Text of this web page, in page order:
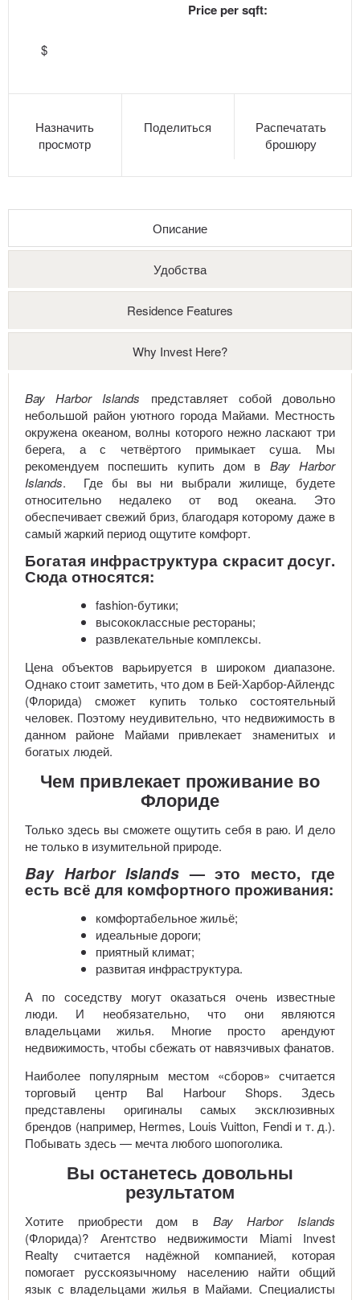
Price per sqft:
$
Назначить
просмотр
Поделиться
Распечатать
брошюру
Описание
Удобства
Residence Features
Why Invest Here?
Bay Harbor Islands представляет собой довольно
небольшой район уютного города Майами. Местность
окружена океаном, волны которого нежно ласкают три
берега, а с четвёртого примыкает суша. Мы
рекомендуем поспешить купить дом в Bay Harbor
Islands. Где бы вы ни выбрали жилище, будете
относительно недалеко от вод океана. Это
обеспечивает свежий бриз, благодаря которому даже в
самый жаркий период ощутите комфорт.
Богатая инфраструктура скрасит досуг.
Сюда относятся:
fashion-бутики;
высококлассные рестораны;
развлекательные комплексы.
Цена объектов варьируется в широком диапазоне.
Однако стоит заметить, что дом в Бей-Харбор-Айлендс
(Флорида) сможет купить только состоятельный
человек. Поэтому неудивительно, что недвижимость в
данном районе Майами привлекает знаменитых и
богатых людей.
Чем привлекает проживание во
Флориде
Только здесь вы сможете ощутить себя в раю. И дело
не только в изумительной природе.
Bay Harbor Islands— это место, где
есть всё для комфортного проживания:
комфортабельное жильё;
идеальные дороги;
приятный климат;
развитая инфраструктура.
А по соседству могут оказаться очень известные
люди. И необязательно, что они являются
владельцами жилья. Многие просто арендуют
недвижимость, чтобы сбежать от навязчивых фанатов.
Наиболее популярным местом «сборов» считается
торговый центр Bal Harbour Shops. Здесь
представлены оригиналы самых эксклюзивных
брендов (например, Hermes, Louis Vuitton, Fendi и т. д.).
Побывать здесь — мечта любого шопоголика.
Вы останетесь довольны
результатом
Хотите приобрести дом в Bay Harbor Islands
(Флорида)? Агентство недвижимости Miami Invest
Realty считается надёжной компанией, которая
помогает русскоязычному населению найти общий
язык с владельцами жилья в Майами. Специалисты